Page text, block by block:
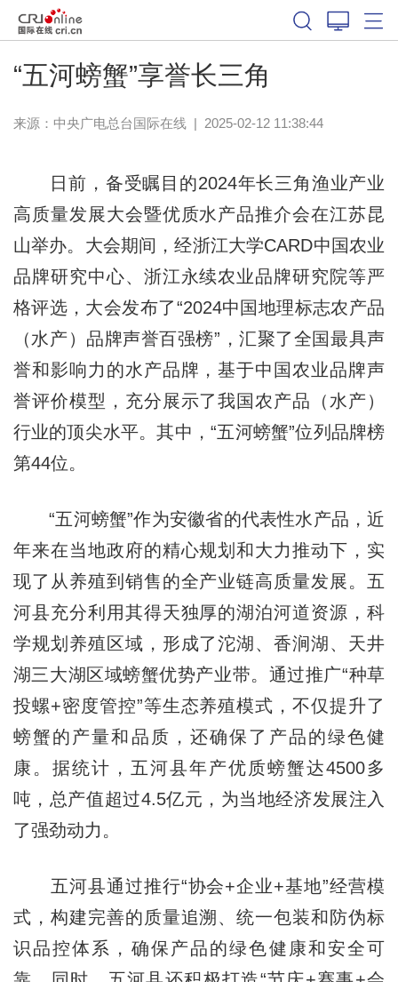
“五河螃蟹”享誉长三角
来源：中央广电总台国际在线| 2025-02-12 11:38:44
日前，备受瞩目的2024年长三角渔业产业
高质量发展大会暨优质水产品推介会在江苏昆
山举办。大会期间，经浙江大学CARD中国农业
品牌研究中心、浙江永续农业品牌研究院等严
格评选，大会发布了“2024中国地理标志农产品
（水产）品牌声誉百强榜”，汇聚了全国最具声
誉和影响力的水产品牌，基于中国农业品牌声
誉评价模型，充分展示了我国农产品（水产）
行业的顶尖水平。其中，“五河螃蟹”位列品牌榜
第44位。
“五河螃蟹”作为安徽省的代表性水产品，近
年来在当地政府的精心规划和大力推动下，实
现了从养殖到销售的全产业链高质量发展。五
河县充分利用其得天独厚的湖泊河道资源，科
学规划养殖区域，形成了沱湖、香涧湖、天井
湖三大湖区域螃蟹优势产业带。通过推广“种草
投螺+密度管控”等生态养殖模式，不仅提升了
螃蟹的产量和品质，还确保了产品的绿色健
康。据统计，五河县年产优质螃蟹达4500多
吨，总产值超过4.5亿元，为当地经济发展注入
了强劲动力。
五河县通过推行“协会+企业+基地”经营模
式，构建完善的质量追溯、统一包装和防伪标
识品控体系，确保产品的绿色健康和安全可